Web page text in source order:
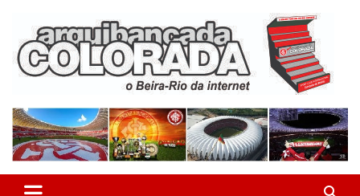
content
Arquibancada Colorada